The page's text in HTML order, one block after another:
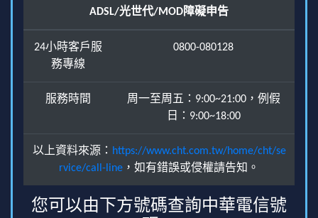
ADSL/光世代/MOD障礙申告
24小時客戶服
務專線
0800-080128
服務時間
周一至周五：9:00~21:00，例假
日：9:00~18:00
以上資料來源： https://www.cht.com.tw/home/cht/se
rvice/call-line ，如有錯誤或侵權請告知。
您可以由下方號碼查詢中華電信號